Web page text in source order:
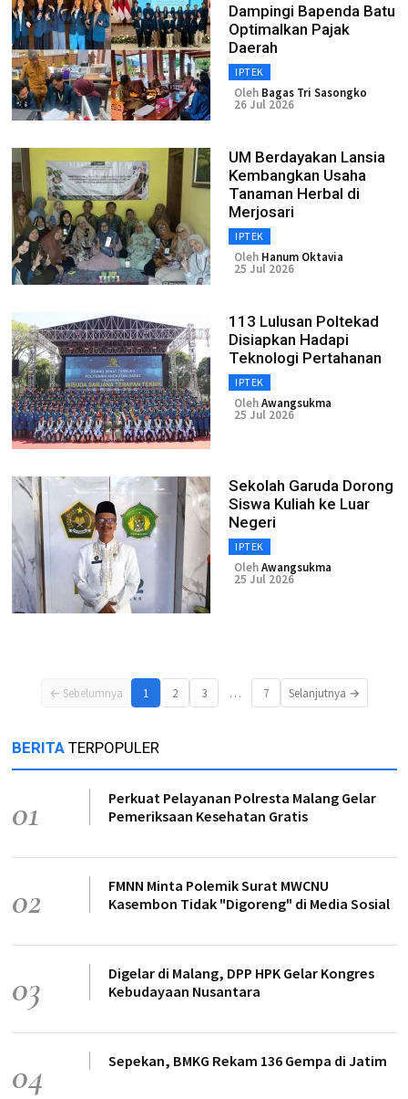
Dampingi Bapenda Batu
Optimalkan Pajak
Daerah
IPTEK
Oleh Bagas Tri Sasongko
26 Jul 2026
UM Berdayakan Lansia
Kembangkan Usaha
Tanaman Herbal di
Merjosari
IPTEK
Oleh Hanum Oktavia
25 Jul 2026
113 Lulusan Poltekad
Disiapkan Hadapi
Teknologi Pertahanan
IPTEK
OlehAwangsukma
25 Jul 2026
Sekolah Garuda Dorong
Siswa Kuliah ke Luar
Negeri
IPTEK
OlehAwangsukma
25 Jul 2026
← Sebelumnya 1 2 3 … 7 Selanjutnya →
BERITA TERPOPULER
01
Perkuat Pelayanan Polresta Malang Gelar
Pemeriksaan Kesehatan Gratis
02
FMNN Minta Polemik Surat MWCNU
Kasembon Tidak "Digoreng" di Media Sosial
03
Digelar di Malang, DPP HPK Gelar Kongres
Kebudayaan Nusantara
04 Sepekan, BMKG Rekam 136 Gempa di Jatim